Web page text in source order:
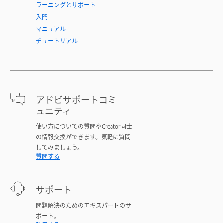
ラーニングとサポート
入門
マニュアル
チュートリアル
アドビサポートコミ
ュニティ
使い方についての質問やCreator同士
の情報交換ができます。気軽に質問
してみましょう。
質問する
サポート
問題解決のためのエキスパートのサ
ポート。